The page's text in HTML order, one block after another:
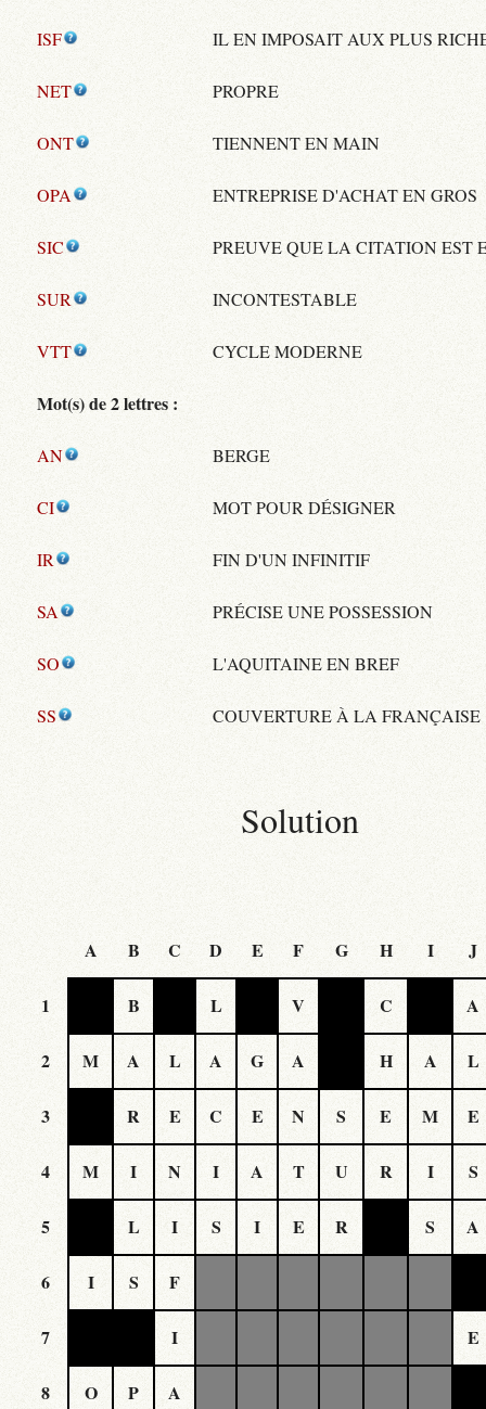
ISF IL EN IMPOSAIT AUX PLUS
NET PROPRE
ONT TIENNENT EN MAIN
OPA ENTREPRISE D'ACHAT EN GROS
SIC PREUVE QUE LA CITATION EST
SUR INCONTESTABLE
VTT CYCLE MODERNE
Mot(s) de 2 lettres :
AN BERGE
CI MOT POUR DÉSIGNER
IR FIN D'UN INFINITIF
SA PRÉCISE UNE POSSESSION
SO L'AQUITAINE EN BREF
SS COUVERTURE À LA FRANÇAISE
Solution
A B C D E F G H I J
1 B L V C A
2 M A L A G A H A L
3 R E C E N S E M E
4 M I N I A T U R I S
5 L I S I E R S A
6 I S F
7 I E
8 O P A